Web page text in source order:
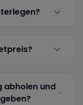
abholen und